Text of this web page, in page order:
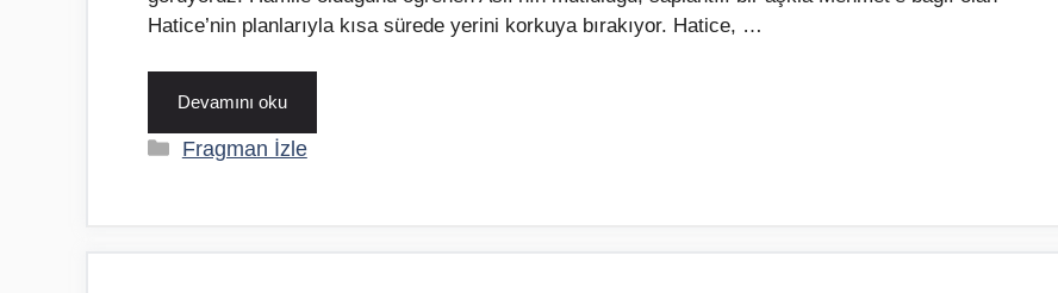
Hatice’nin planlarıyla kısa sürede yerini korkuya bırakıyor. Hatice, …
Devamını oku
Kategoriler
Fragman İzle